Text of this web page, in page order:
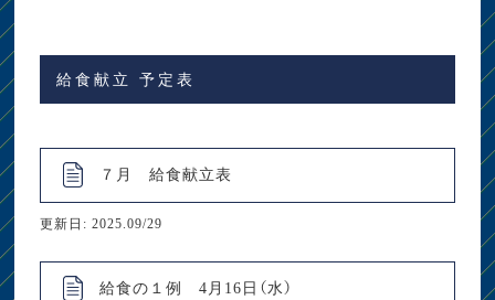
給食献立 予定表
７月 給食献立表
更新日: 2025.09/29
給食の１例 4月16日（水）